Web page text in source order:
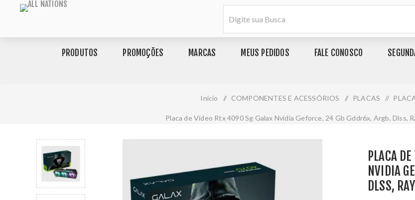
PRODUTOS PROMOÇÕES MARCAS MEUS PEDIDOS FALE CONOSCO
Início / COMPONENTES E ACESSÓRIOS / PLACAS /
Placa de Vídeo Rtx 4090 Sg Galax Nvidia Geforce, 24 Gb Gddr6x, Argb, Dlss,
PLACA
NVIDIA
DLSS,